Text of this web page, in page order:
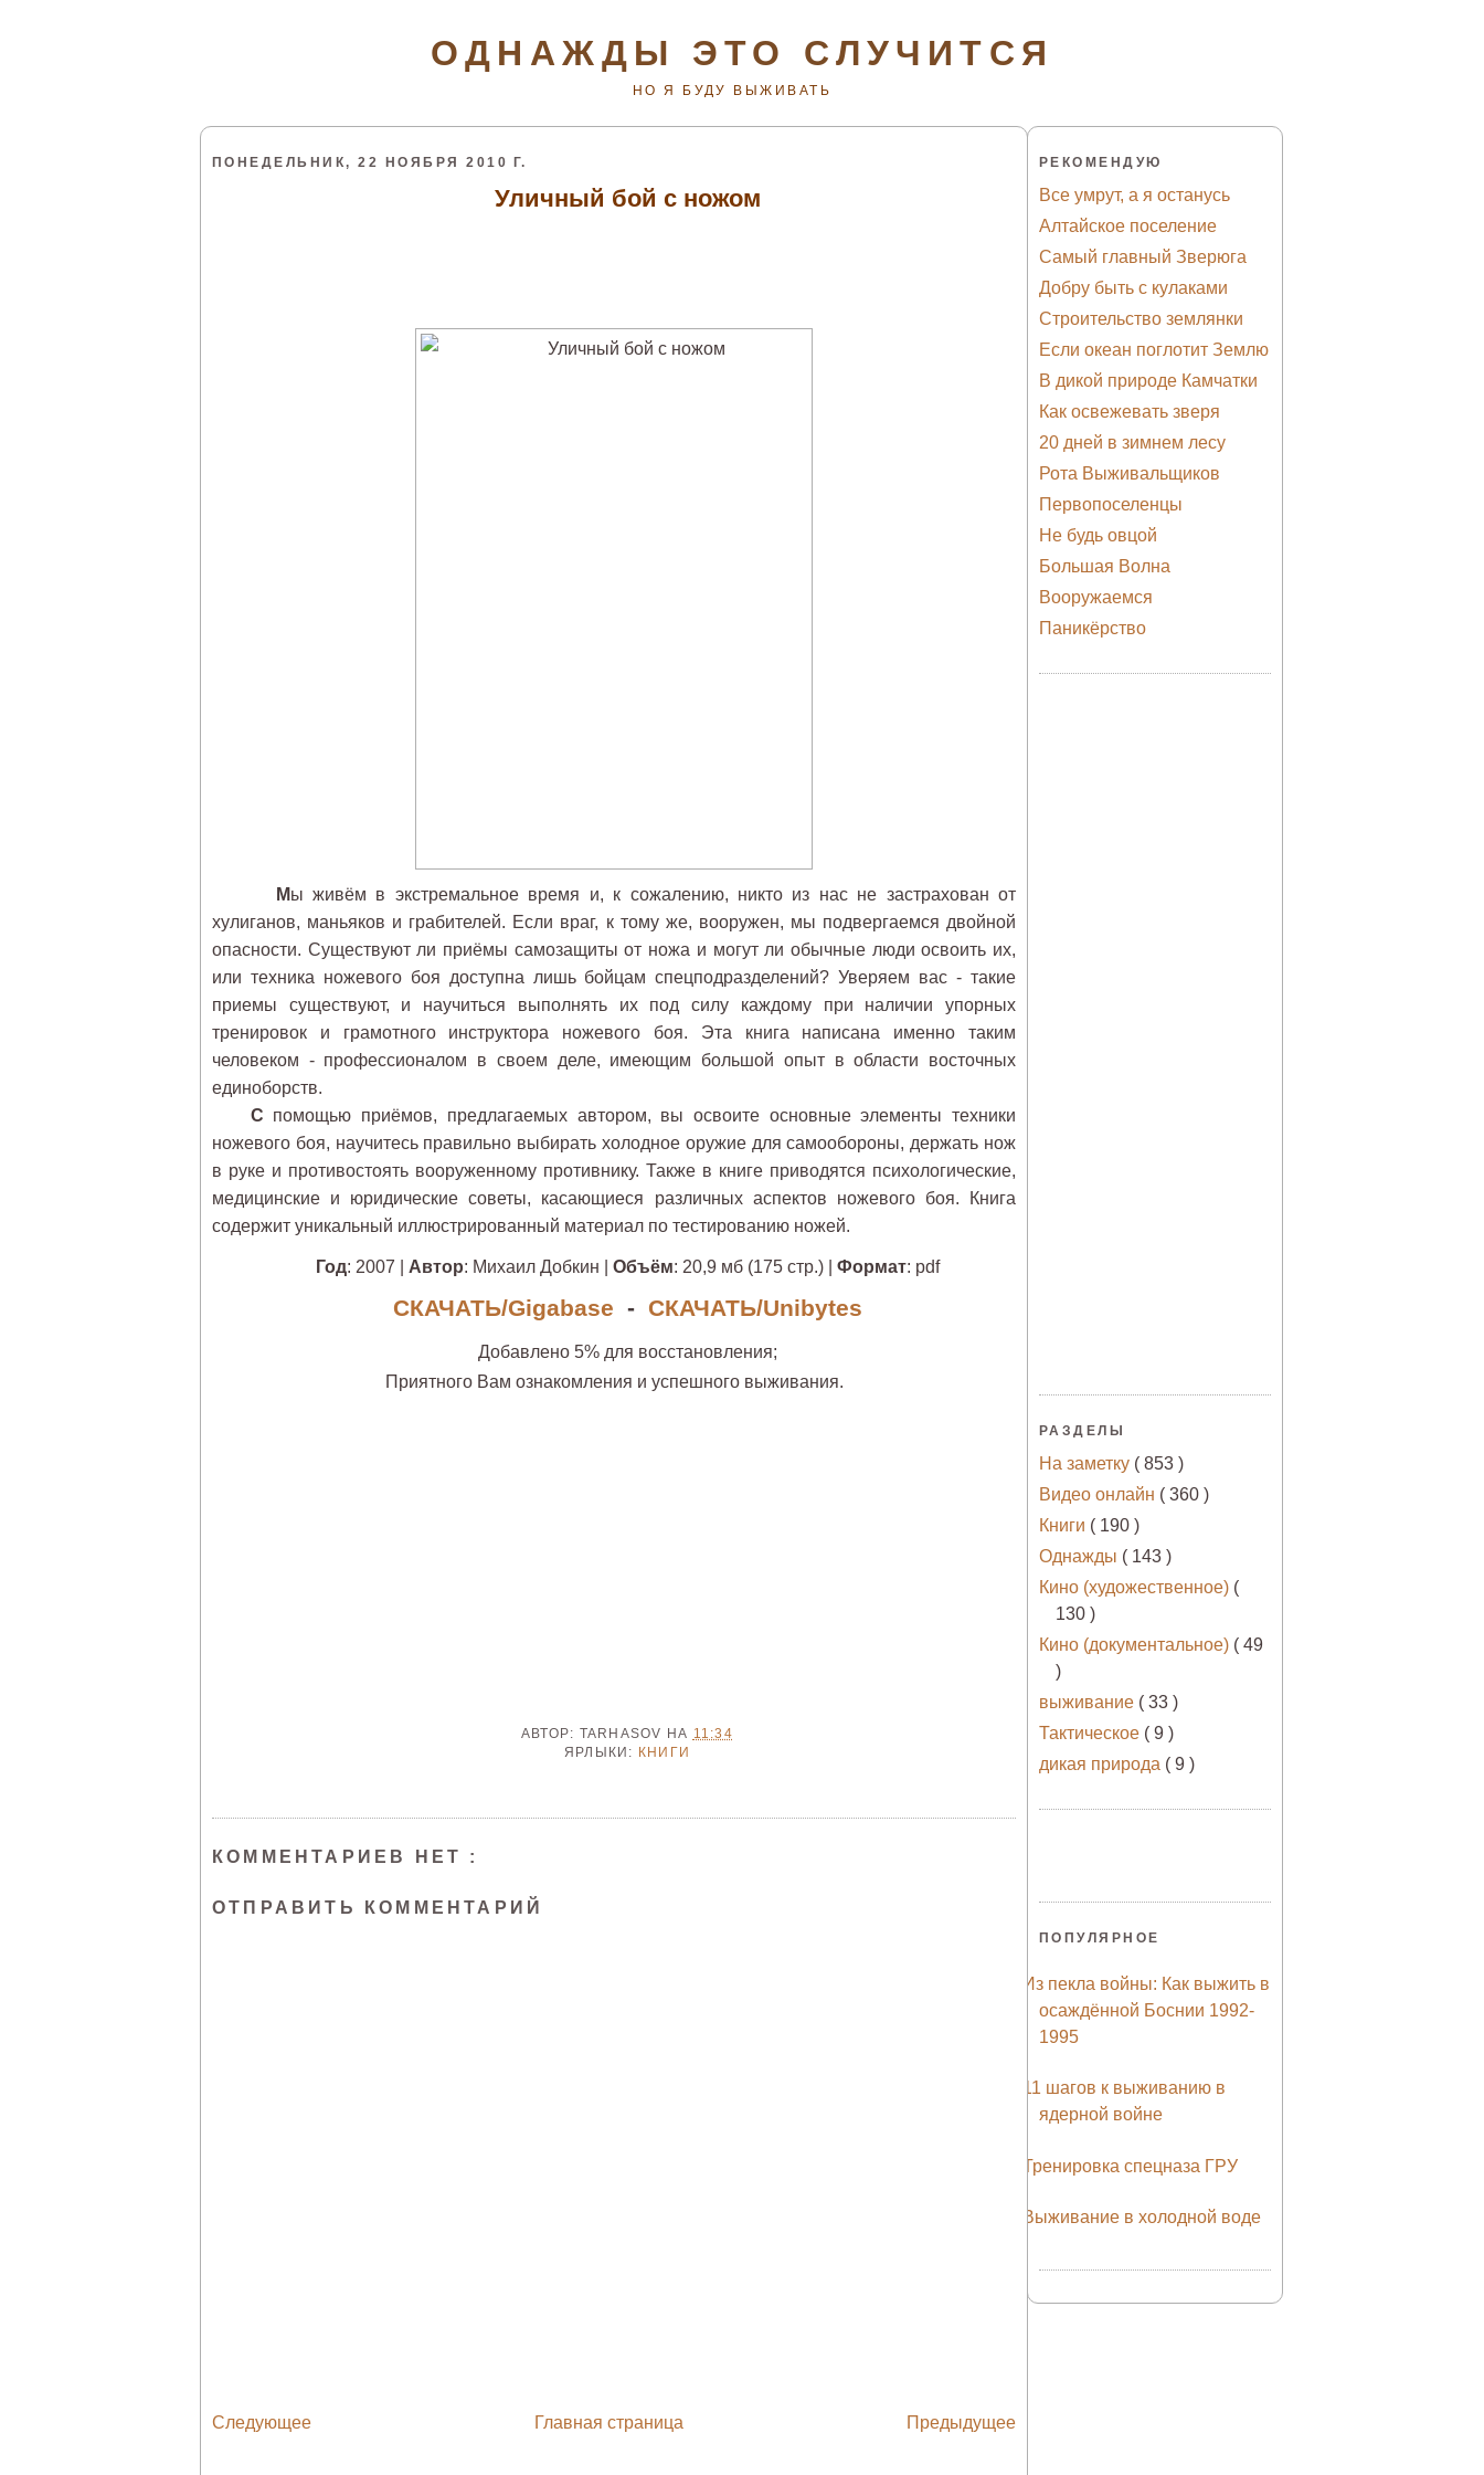
ОДНАЖДЫ ЭТО СЛУЧИТСЯ
НО Я БУДУ ВЫЖИВАТЬ
ПОНЕДЕЛЬНИК, 22 НОЯБРЯ 2010 Г.
Уличный бой с ножом
Мы живём в экстремальное время и, к сожалению, никто из нас не застрахован от
хулиганов, маньяков и грабителей. Если враг, к тому же, вооружен, мы подвергаемся двойной
опасности. Существуют ли приёмы самозащиты от ножа и могут ли обычные люди освоить их,
или техника ножевого боя доступна лишь бойцам спецподразделений? Уверяем вас - такие
приемы существуют, и научиться выполнять их под силу каждому при наличии упорных
тренировок и грамотного инструктора ножевого боя. Эта книга написана именно таким
человеком - профессионалом в своем деле, имеющим большой опыт в области восточных
единоборств.
С помощью приёмов, предлагаемых автором, вы освоите основные элементы техники
ножевого боя, научитесь правильно выбирать холодное оружие для самообороны, держать нож
в руке и противостоять вооруженному противнику. Также в книге приводятся психологические,
медицинские и юридические советы, касающиеся различных аспектов ножевого боя. Книга
содержит уникальный иллюстрированный материал по тестированию ножей.
Год: 2007 | Автор: Михаил Добкин | Объём: 20,9 мб (175 стр.) | Формат: pdf
СКАЧАТЬ/Gigabase - СКАЧАТЬ/Unibytes
Добавлено 5% для восстановления;
Приятного Вам ознакомления и успешного выживания.
АВТОР: TARHASOV НА 11:34
ЯРЛЫКИ: КНИГИ
КОММЕНТАРИЕВ НЕТ :
ОТПРАВИТЬ КОММЕНТАРИЙ
Следующее Предыдущее
Главная страница
РЕКОМЕНДУЮ
Все умрут, а я останусь
Алтайское поселение
Самый главный Зверюга
Добру быть с кулаками
Строительство землянки
Если океан поглотит Землю
В дикой природе Камчатки
Как освежевать зверя
20 дней в зимнем лесу
Рота Выживальщиков
Первопоселенцы
Не будь овцой
Большая Волна
Вооружаемся
Паникёрство
РАЗДЕЛЫ
На заметку ( 853 )
Видео онлайн ( 360 )
Книги ( 190 )
Однажды ( 143 )
Кино (художественное) (
130 )
Кино (документальное) ( 49
)
выживание ( 33 )
Тактическое ( 9 )
дикая природа ( 9 )
ПОПУЛЯРНОЕ
Из пекла войны: Как выжить в
осаждённой Боснии 1992-
1995
11 шагов к выживанию в
ядерной войне
Тренировка спецназа ГРУ
Выживание в холодной воде